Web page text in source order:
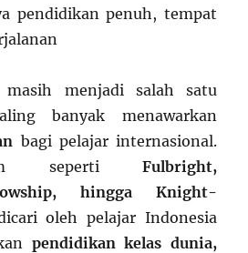
pendidikan penuh, tempat
masih menjadi salah satu
banyak menawarkan
bagi pelajar internasional.
seperti Fulbright,
hingga Knight-
oleh pelajar Indonesia
pendidikan kelas dunia,